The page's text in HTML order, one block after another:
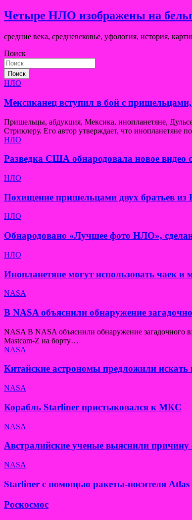
Четыре НЛО изображены на
средние века, средневековье, уфология, история,
Поиск
Поиск
НЛО
Мексиканец вступил в бой с
Пришельцы, абдукция, Мексика, инопланетяне,
Стриклеру. Его автор утверждает, что инопланетяне
НЛО
Разведка США обнародовала новое видео
НЛО
Похищение пришельцами двух братьев из
НЛО
Обнародовано «Лучшее фото НЛО»,
НЛО
Инопланетяне могут использовать чаек
NASA
В NASA объяснили обнаружение
NASA В NASA объяснили обнаружение загадочного
Mastcam-Z на борту…
NASA
Китайские астрономы предложили
NASA
Корабль Starliner пристыковался к МКС
NASA
Австралийские ученые выяснили причину
NASA
Starliner с помощью ракеты-носителя
Роскосмос